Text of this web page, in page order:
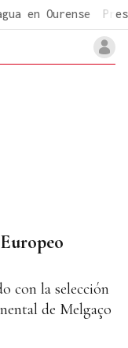
en Ourense
con la selección
de Melgaço